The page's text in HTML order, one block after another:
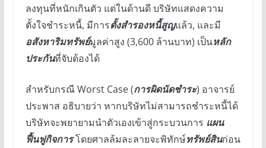
ลงทุนที่หนักเกินตัว แต่ในด้านดี บริษัทแสดงความ
ตั้งใจชำระหนี้, มีการตั้งสำรองหนี้สูญแล้ว, และมี
อสังหาริมทรัพย์มูลค่าสูง (3,600 ล้านบาท) เป็นหลัก
ประกันที่จับต้องได้
สำหรับกรณี Worst Case (การผิดนัดชำระ) อาจารย์
ประพาส อธิบายว่า หากบริษัทไม่สามารถชำระหนี้ได้
บริษัทจะพยายามนำตัวเองเข้าสู่กระบวนการ แผน
ฟื้นฟูกิจการโดยศาลล้มละลายจะพิทักษ์ทรัพย์สินก่อน